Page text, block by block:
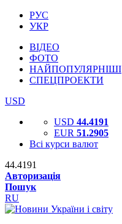
РУС
УКР
ВІДЕО
ФОТО
НАЙПОПУЛЯРНІШІ
СПЕЦПРОЕКТИ
USD
USD 44.4191
EUR 51.2905
Всі курси валют
44.4191
Авторизація
Пошук
RU